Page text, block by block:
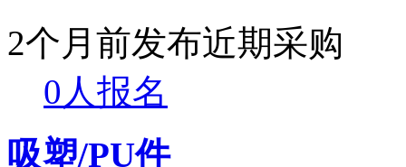
2个月前发布近期采购
0人报名
吸塑/PU件